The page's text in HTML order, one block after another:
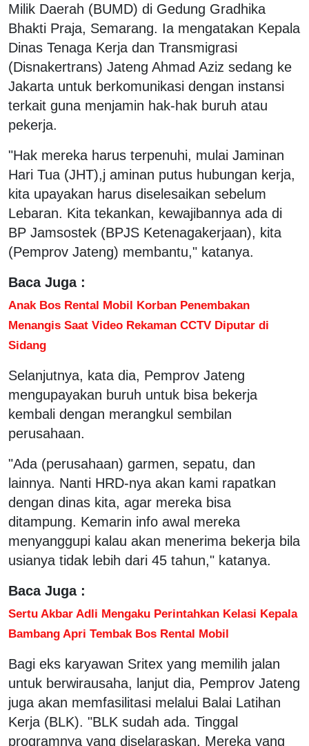
Milik Daerah (BUMD) di Gedung Gradhika
Bhakti Praja, Semarang. Ia mengatakan Kepala
Dinas Tenaga Kerja dan Transmigrasi
(Disnakertrans) Jateng Ahmad Aziz sedang ke
Jakarta untuk berkomunikasi dengan instansi
terkait guna menjamin hak-hak buruh atau
pekerja.
"Hak mereka harus terpenuhi, mulai Jaminan
Hari Tua (JHT),j aminan putus hubungan kerja,
kita upayakan harus diselesaikan sebelum
Lebaran. Kita tekankan, kewajibannya ada di
BP Jamsostek (BPJS Ketenagakerjaan), kita
(Pemprov Jateng) membantu," katanya.
Baca Juga :
Anak Bos Rental Mobil Korban Penembakan
Menangis Saat Video Rekaman CCTV Diputar di
Sidang
Selanjutnya, kata dia, Pemprov Jateng
mengupayakan buruh untuk bisa bekerja
kembali dengan merangkul sembilan
perusahaan.
"Ada (perusahaan) garmen, sepatu, dan
lainnya. Nanti HRD-nya akan kami rapatkan
dengan dinas kita, agar mereka bisa
ditampung. Kemarin info awal mereka
menyanggupi kalau akan menerima bekerja bila
usianya tidak lebih dari 45 tahun," katanya.
Baca Juga :
Sertu Akbar Adli Mengaku Perintahkan Kelasi Kepala
Bambang Apri Tembak Bos Rental Mobil
Bagi eks karyawan Sritex yang memilih jalan
untuk berwirausaha, lanjut dia, Pemprov Jateng
juga akan memfasilitasi melalui Balai Latihan
Kerja (BLK). "BLK sudah ada. Tinggal
programnya yang diselaraskan. Mereka yang